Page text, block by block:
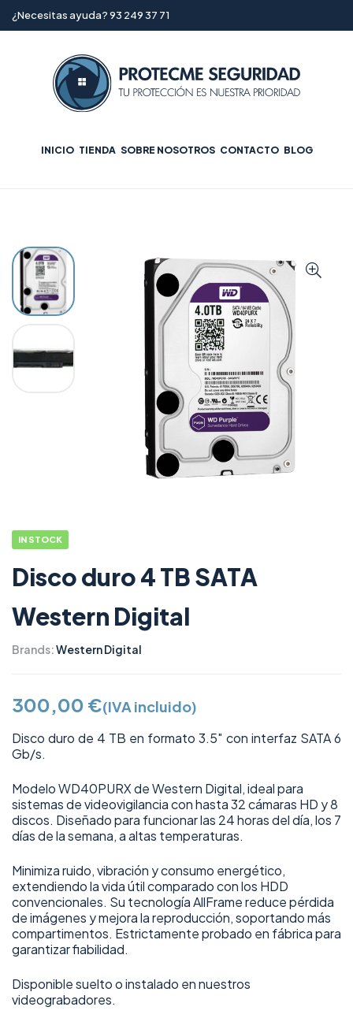
¿Necesitas ayuda? 93 249 37 71
INICIO TIENDA SOBRE NOSOTROS CONTACTO BLOG
IN STOCK
Disco duro 4 TB SATA
Western Digital
Brands:Western Digital
300,00 €(IVA incluido)
Disco duro de 4 TB en formato 3.5″ con interfaz SATA 6
Gb/s.
Modelo WD40PURX de Western Digital, ideal para
sistemas de videovigilancia con hasta 32 cámaras HD y 8
discos. Diseñado para funcionar las 24 horas del día, los 7
días de la semana, a altas temperaturas.
Minimiza ruido, vibración y consumo energético,
extendiendo la vida útil comparado con los HDD
convencionales. Su tecnología AllFrame reduce pérdida
de imágenes y mejora la reproducción, soportando más
compartimentos. Estrictamente probado en fábrica para
garantizar fiabilidad.
Disponible suelto o instalado en nuestros
videograbadores.